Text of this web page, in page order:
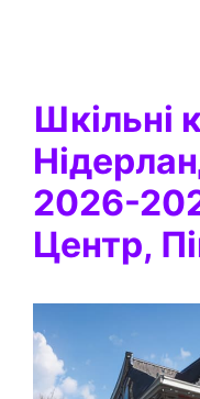
Шкільні
2026-
Центр,